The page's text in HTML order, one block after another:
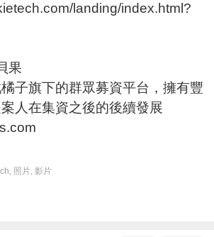
landing/index.html?
果
子旗下的群眾募資平台，擁有豐
人在集資之後的後續發展
, 照片,影片